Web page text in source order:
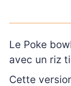
Le Poke
avec un riz
Cette